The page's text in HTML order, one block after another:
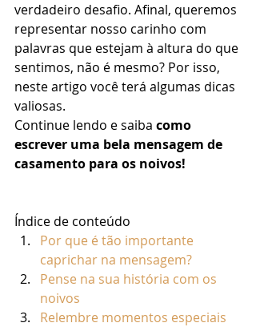
verdadeiro desafio. Afinal, queremos
representar nosso carinho com
palavras que estejam à altura do que
sentimos, não é mesmo? Por isso,
neste artigo você terá algumas dicas
valiosas.
Continue lendo e saiba como
escrever uma bela mensagem de
casamento para os noivos!
Índice de conteúdo
Por que é tão importante
caprichar na mensagem?
Pense na sua história com os
noivos
Relembre momentos especiais